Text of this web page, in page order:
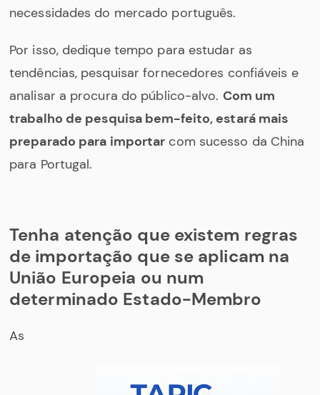
necessidades do mercado português.
Por isso, dedique tempo para estudar as
tendências, pesquisar fornecedores confiáveis e
analisar a procura do público-alvo. Com um
trabalho de pesquisa bem-feito, estará mais
preparado para importar com sucesso da China
para Portugal.
Tenha atenção que existem regras
de importação que se aplicam na
União Europeia ou num
determinado Estado-Membro
As